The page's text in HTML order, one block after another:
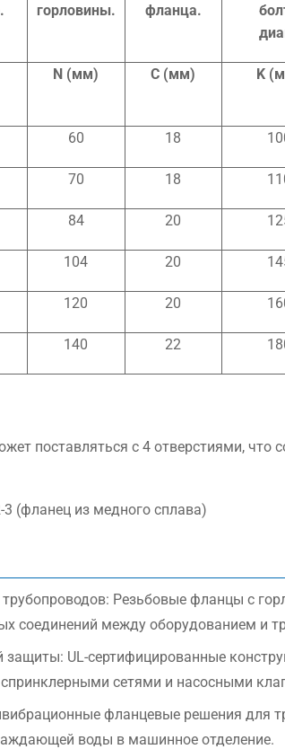
горловины.
фланца.
N (мм) C (мм) K
60 18
70 18
84 20
104 20
120 20
140 22
поставляться с 4 отверстиями, что
3 (фланец из медного сплава)
Резьбовые фланцы с
соединений между оборудованием и
UL-сертифицированные
сетями и насосными
фланцевые решения для
воды в машинное отделение.